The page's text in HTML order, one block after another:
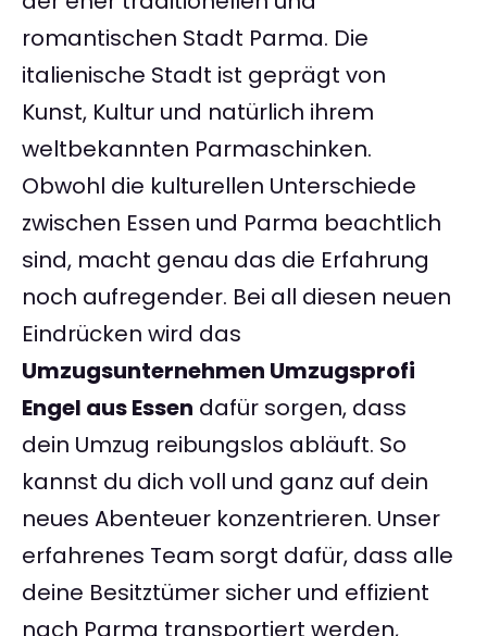
romantischen Stadt Parma. Die
italienische Stadt ist geprägt von
Kunst, Kultur und natürlich ihrem
weltbekannten Parmaschinken.
Obwohl die kulturellen Unterschiede
zwischen Essen und Parma beachtlich
sind, macht genau das die Erfahrung
noch aufregender. Bei all diesen neuen
Eindrücken wird das
Umzugsunternehmen Umzugsprofi
Engel aus Essen dafür sorgen, dass
dein Umzug reibungslos abläuft. So
kannst du dich voll und ganz auf dein
neues Abenteuer konzentrieren. Unser
erfahrenes Team sorgt dafür, dass alle
deine Besitztümer sicher und effizient